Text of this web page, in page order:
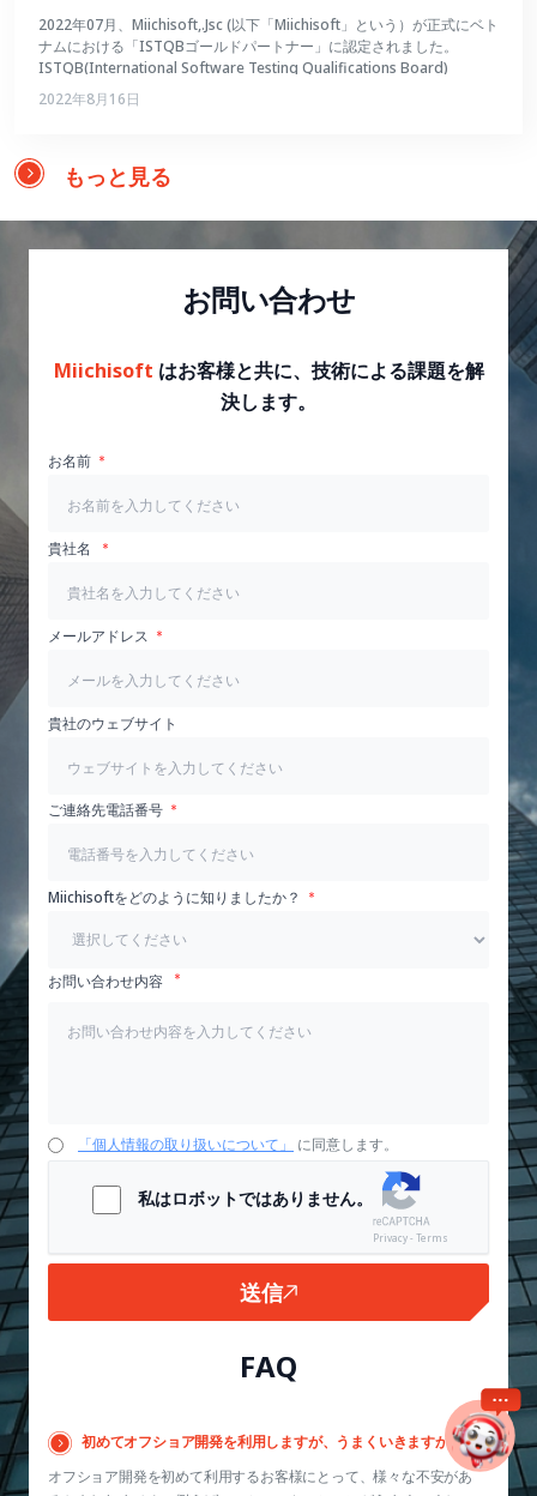
2022年07月、Miichisoft,.Jsc (以下「Miichisoft」という）が正式にベト
ナムにおける「ISTQBゴールドパートナー」に認定されました。
ISTQB(International Software Testing Qualifications Board)
2022年8月16日
もっと見る
お問い合わせ
Miichisoft はお客様と共に、技術による課題を解
決します。
お名前
貴社名
メールアドレス
貴社のウェブサイト
ご連絡先電話番号
Miichisoftをどのように知りましたか？
お問い合わせ内容
「個人情報の取り扱いについて」 に同意します。
私はロボットではありません。
Privacy - Terms
送信
FAQ
初めてオフショア開発を利用しますが、うまくいきますか？
オフショア開発を初めて利用するお客様にとって、様々な不安があ